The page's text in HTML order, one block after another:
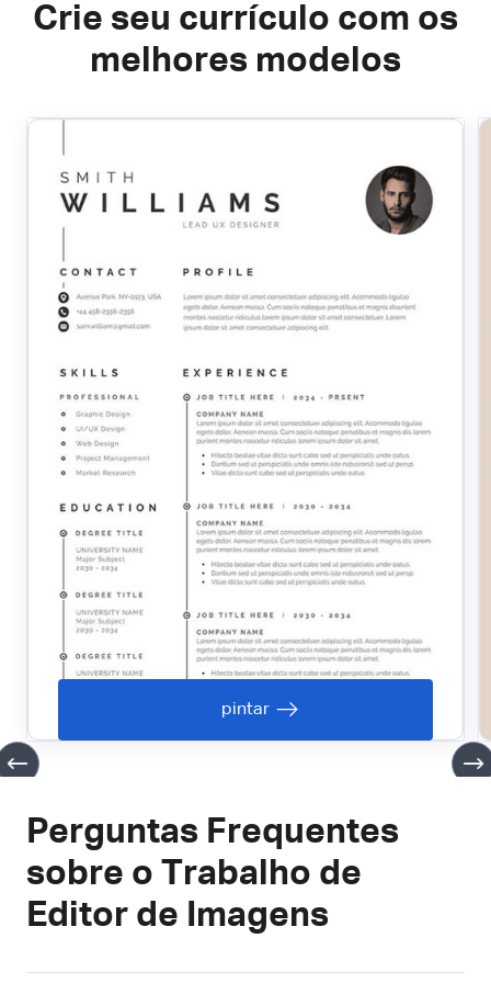
Crie seu currículo com os
melhores modelos
pintar
Perguntas Frequentes
sobre o Trabalho de
Editor de Imagens